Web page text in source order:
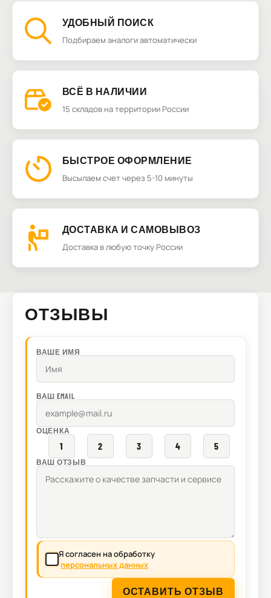
УДОБНЫЙ ПОИСК
Подбираем аналоги автоматически
ВСЁ В НАЛИЧИИ
15 складов на территории России
БЫСТРОЕ ОФОРМЛЕНИЕ
Высылаем счет через 5-10 минуты
ДОСТАВКА И САМОВЫВОЗ
Доставка в любую точку России
ОТЗЫВЫ
ВАШЕ ИМЯ
ВАШ EMAIL
ОЦЕНКА
1 2 3 4 5
ВАШ ОТЗЫВ
Я согласен на обработку
персональных данных
ОСТАВИТЬ ОТЗЫВ